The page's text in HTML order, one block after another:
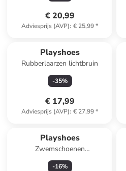
€ 20,99
Adviesprijs (AVP): € 25,99*
Playshoes
Rubberlaarzen lichtbruin
-35%
€ 17,99
Adviesprijs (AVP): € 27,99*
Playshoes
Zwemschoenen
roze/meerkleurig
-16%